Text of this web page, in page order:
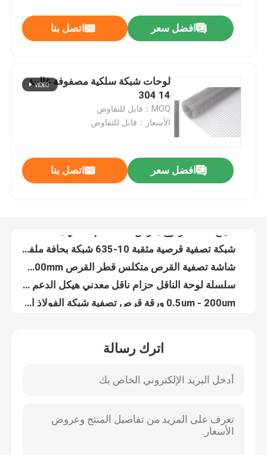
المنزل
حولنا
مراقبة الجودة
اتصل بنا
القضايا
افضل سعر اتصل بنا
لوحات شبكة سلكية مصفوفة غالبية
14 304
MOQ：قابل للتفاوض
الأسعار：قابل للتفاوض
افضل سعر اتصل بنا
حزام ناقل معدني من الفولاذ الخفيف مقوى بحزام ناقل بسلسلة SS
اترك رسالة